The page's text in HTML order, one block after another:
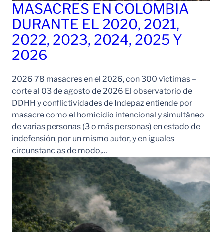
MASACRES EN COLOMBIA
DURANTE EL 2020, 2021,
2022, 2023, 2024, 2025 Y
2026
2026 78 masacres en el 2026, con 300 víctimas –
corte al 03 de agosto de 2026 El observatorio de
DDHH y conflictividades de Indepaz entiende por
masacre como el homicidio intencional y simultáneo
de varias personas (3 o más personas) en estado de
indefensión, por un mismo autor, y en iguales
circunstancias de modo,…